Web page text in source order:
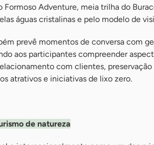
Formoso Adventure, meia trilha do
águas cristalinas e pelo modelo de
prevê momentos de conversa com
aos participantes compreender
com clientes,
atrativos e iniciativas de lixo zero.
de natureza